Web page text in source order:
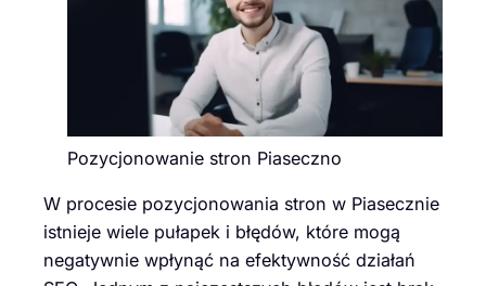
Pozycjonowanie stron Piaseczno
W procesie pozycjonowania stron w Piasecznie
istnieje wiele pułapek i błędów, które mogą
negatywnie wpłynąć na efektywność działań